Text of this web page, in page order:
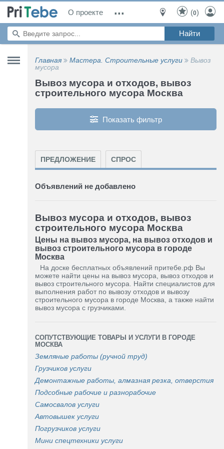
О проекте ... (0)
Главная Мастера. Строительные услуги
Вывоз
мусора
Вывоз мусора и отходов, вывоз
строительного мусора Москва
Показать фильтр
ПРЕДЛОЖЕНИЕ СПРОС
Объявлений не добавлено
Вывоз мусора и отходов, вывоз
строительного мусора Москва
Цены на вывоз мусора, на вывоз отходов и
вывоз строительного мусора в городе
Москва
На доске бесплатных объявлений притебе.рф Вы
можете найти цены на вывоз мусора, вывоз отходов и
вывоз строительного мусора. Найти специалистов для
выполнения работ по вывозу отходов и вывозу
строительного мусора в городе Москва, а также найти
вывоз мусора с грузчиками.
СОПУТСТВУЮЩИЕ ТОВАРЫ И УСЛУГИ В ГОРОДЕ
МОСКВА
Земляные работы (ручной труд)
Грузчиков услуги
Демонтажные работы, алмазная резка, отверстия
Подсобные рабочие и разнорабочие
Самосвалов услуги
Автовышек услуги
Погрузчиков услуги
Мини спецтехники услуги